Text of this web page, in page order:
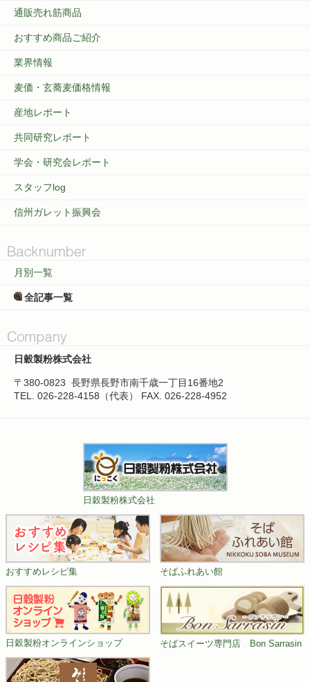
通販売れ筋商品
おすすめ商品ご紹介
業界情報
麦価・玄蕎麦価格情報
産地レポート
共同研究レポート
学会・研究会レポート
スタッフlog
信州ガレット振興会
月別一覧
全記事一覧
日穀製粉株式会社
〒380-0823 長野県長野市南千歳一丁目16番地2
TEL. 026-228-4158（代表）
FAX. 026-228-4952
日穀製粉株式会社
おすすめレシピ集 そばふれあい館
日穀製粉オンラインショップ そばスイーツ専門店 Bon Sarrasin